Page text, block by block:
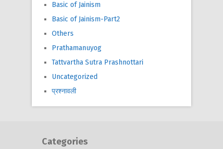
Basic of Jainism
Basic of Jainism-Part2
Others
Prathamanuyog
Tattvartha Sutra Prashnottari
Uncategorized
प्रश्नावली
Categories